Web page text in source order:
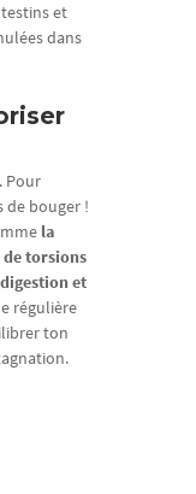
et
dans
Pour
de bouger !
la
de torsions
et
régulière
ton